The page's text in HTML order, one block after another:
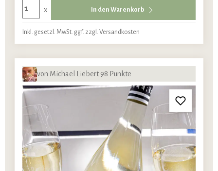
x In den Warenkorb
Inkl. gesetzl. MwSt. ggf. zzgl. Versandkosten
von Michael Liebert 98 Punkte